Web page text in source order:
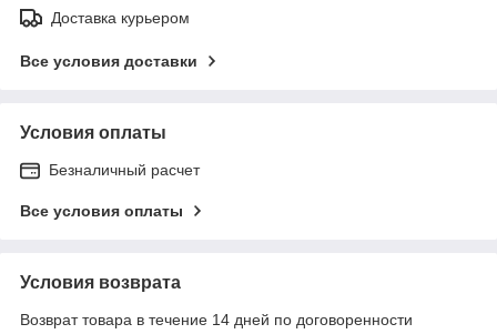
Доставка курьером
Все условия доставки
Условия оплаты
Безналичный расчет
Все условия оплаты
Условия возврата
Возврат товара в течение 14 дней по договоренности